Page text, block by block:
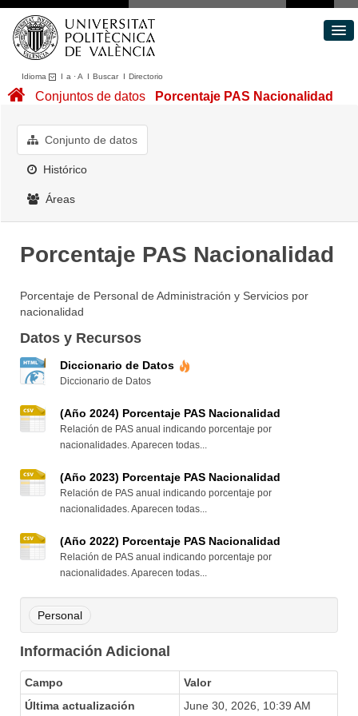
Idioma I a ·A I BuscarI Directorio
Conjuntos de datos
Acerca de
Conjuntos de datos Porcentaje PAS Nacionalidad
Conjunto de datos
Histórico
Áreas
Porcentaje PAS Nacionalidad
Porcentaje de Personal de Administración y Servicios por
nacionalidad
Datos y Recursos
Diccionario de Datos
Diccionario de Datos
(Año 2024) Porcentaje PAS Nacionalidad
Relación de PAS anual indicando porcentaje por
nacionalidades. Aparecen todas...
(Año 2023) Porcentaje PAS Nacionalidad
Relación de PAS anual indicando porcentaje por
nacionalidades. Aparecen todas...
(Año 2022) Porcentaje PAS Nacionalidad
Relación de PAS anual indicando porcentaje por
nacionalidades. Aparecen todas...
Personal
Información Adicional
Campo
Valor
Última actualización
June 30, 2026, 10:39 AM